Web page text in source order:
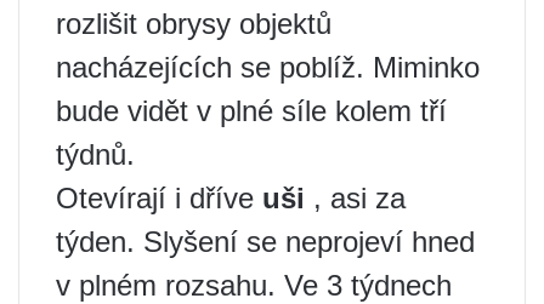
rozlišit obrysy objektů
nacházejících se poblíž. Miminko
bude vidět v plné síle kolem tří
týdnů.
Otevírají i dříve uši , asi za
týden. Slyšení se neprojeví hned
v plném rozsahu. Ve 3 týdnech